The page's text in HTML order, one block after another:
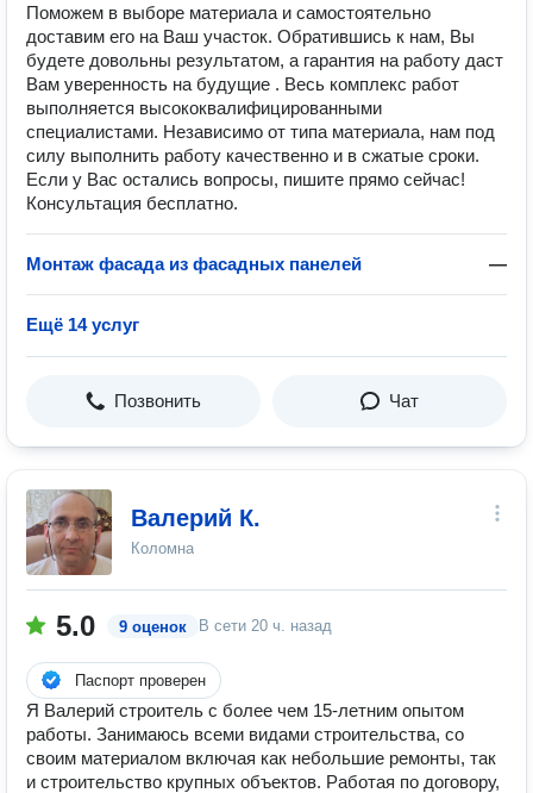
Поможем в выборе материала и самостоятельно
доставим его на Ваш участок. Обратившись к нам, Вы
будете довольны результатом, а гарантия на работу даст
Вам уверенность на будущие . Весь комплекс работ
выполняется высококвалифицированными
специалистами. Независимо от типа материала, нам под
силу выполнить работу качественно и в сжатые сроки.
Если у Вас остались вопросы, пишите прямо сейчас!
Консультация бесплатно.
Монтаж фасада из фасадных панелей —
Ещё 14 услуг
Позвонить Чат
Валерий К.
Коломна
5.0 9 оценок В сети 20 ч. назад
Паспорт проверен
Я Валерий строитель с более чем 15-летним опытом
работы. Занимаюсь всеми видами строительства, со
своим материалом включая как небольшие ремонты, так
и строительство крупных объектов. Работая по договору,